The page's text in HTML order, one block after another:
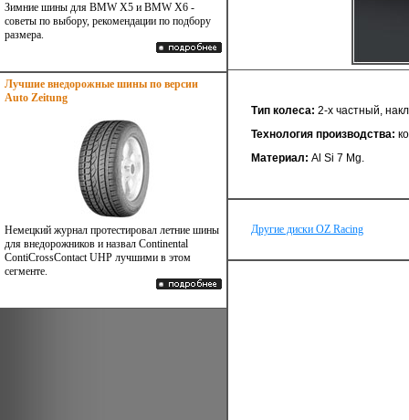
Зимние шины для BMW X5 и BMW X6 -
советы по выбору, рекомендации по подбору
размера.
Лучшие внедорожные шины по версии
Auto Zeitung
Немецкий журнал протестировал летние шины
для внедорожников и назвал Continental
ContiCrossContact UHP лучшими в этом
сегменте.
Тип колеса: 2-х частный,
Технология производства:
Материал: Al Si 7 Mg.
Другие диски OZ Racing